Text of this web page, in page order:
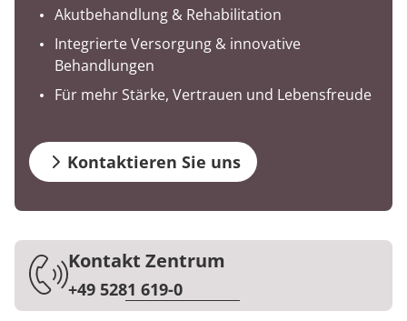
Zuzahlung & Befreiung
Kinder-und Jugendreha
Gastroenterologie
Stoffwechselerkrankungen
Geriatrie
Long Covid
Prävention
Nachsorge
Qualität & Expertise
Energiepolitik
Publikationsdatenbank
Ihr Weg zu MEDIAN
Kosten & Kostenträger
Zuzahlung & Befreiung
Reha FAQ
Reha Checkliste
Zuweiser
Über MEDIAN
Kooperationen
Akutbehandlung & Rehabilitation
Integrierte Versorgung & innovative
Behandlungen
Für mehr Stärke, Vertrauen und Lebensfreude
Kontaktieren Sie uns
Kontakt Zentrum
+49 5281 619-0